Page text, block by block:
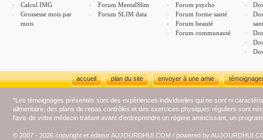
Calcul IMG
Grossesse mois par
mois
Forum MentalSlim
Forum SLIM data
Forum psycho
Forum forme santé
Forum beauté
Forum communauté
accueil plan du site envoyer à une amie
*Les témoignages présentés sont des expériences individuelles qui ne sont ni
alimentaire, des plans de repas contrôlés et des exercices physiques réguliers sont
l'avis de votre médecin traitant avant d'entreprendre un régime amincissant, un
© 2007 - 2026 copyright et éditeur AUJOURDHUI.COM / powered by